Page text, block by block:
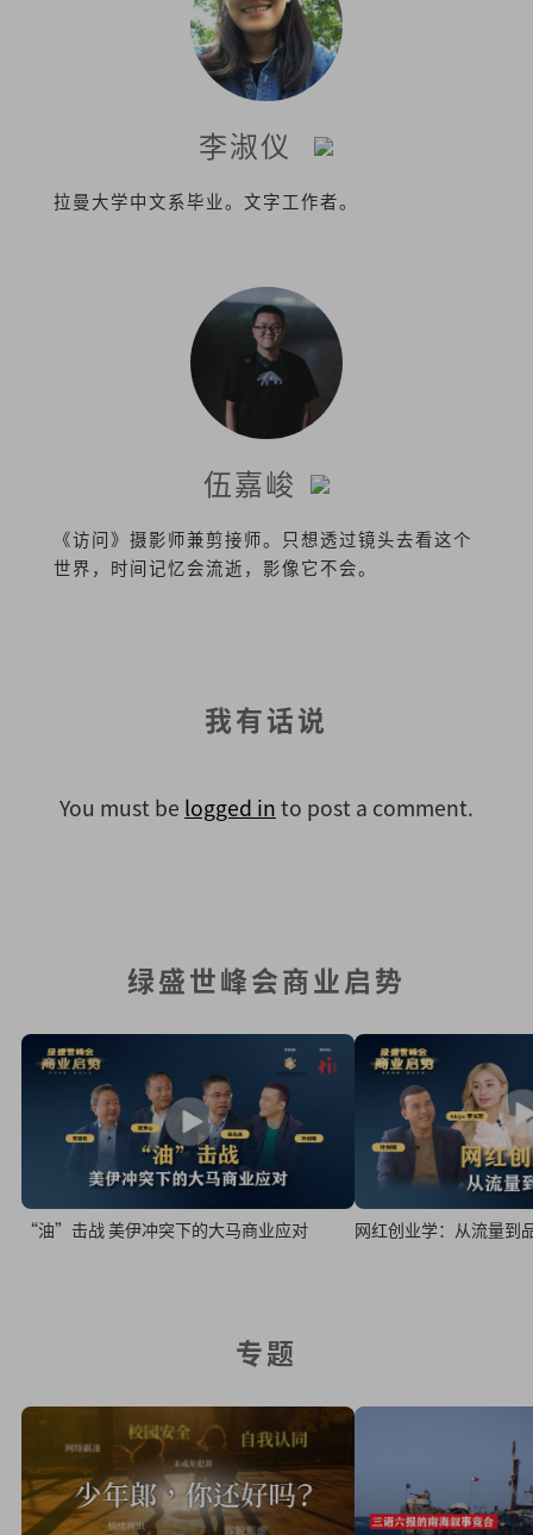
李淑仪
拉曼大学中文系毕业。文字工作者。
伍嘉峻
《访问》摄影师兼剪接师。只想透过镜头去看这个
世界，时间记忆会流逝，影像它不会。
我有话说
You must be logged in to post a comment.
绿盛世峰会商业启势
“油”击战 美伊冲突下的大马商业应对 网红创业学：从流量到
专题